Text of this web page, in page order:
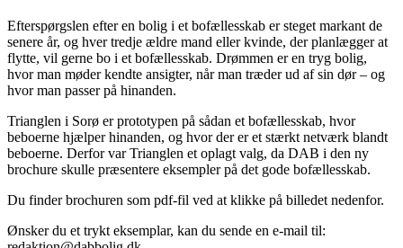
Efterspørgslen efter en bolig i et bofællesskab er steget markant de
senere år, og hver tredje ældre mand eller kvinde, der planlægger at
flytte, vil gerne bo i et bofællesskab. Drømmen er en tryg bolig,
hvor man møder kendte ansigter, når man træder ud af sin dør – og
hvor man passer på hinanden.
Trianglen i Sorø er prototypen på sådan et bofællesskab, hvor
beboerne hjælper hinanden, og hvor der er et stærkt netværk blandt
beboerne. Derfor var Trianglen et oplagt valg, da DAB i den ny
brochure skulle præsentere eksempler på det gode bofællesskab.
Du finder brochuren som pdf-fil ved at klikke på billedet nedenfor.
Ønsker du et trykt eksemplar, kan du sende en e-mail til: